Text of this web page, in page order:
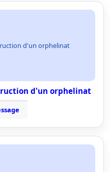
d'un orphelinat
d'un orphelinat